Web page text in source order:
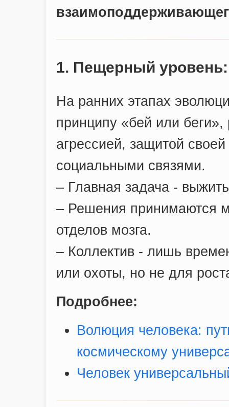
1. Пещерный
На ранних этапах
принципу «бей или беги»,
агрессией, защитой
социальными связями.
– Главная задача -
– Решения принимаются
отделов мозга.
– Коллектив - лишь
или охоты, но не для
Подробнее:
Волюция человека:
космическому
Человек